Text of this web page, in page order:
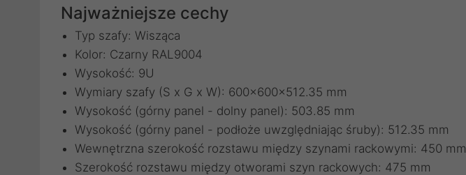
Najważniejsze cechy
Typ szafy: Wisząca
Kolor: Czarny RAL9004
Wysokość: 9U
Wymiary szafy (S x G x W): 600x600x512.35 mm
Wysokość (górny panel - dolny panel): 503.85 mm
Wysokość (górny panel - podłoże uwzględniając śruby): 512.35 mm
Wewnętrzna szerokość rozstawu między szynami rackowymi: 450 mm
Szerokość rozstawu między otworami szyn rackowych: 475 mm